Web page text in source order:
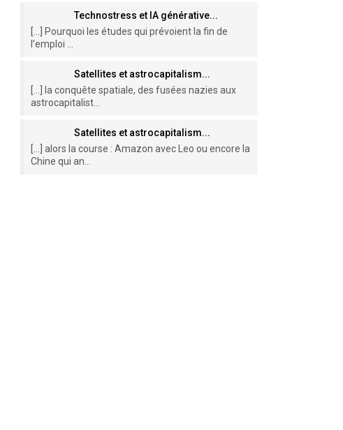
Technostress et IA générative...
[…] Pourquoi les études qui prévoient la fin de
l’emploi ...
Satellites et astrocapitalism...
[…] la conquête spatiale, des fusées nazies aux
astrocapitalist...
Satellites et astrocapitalism...
[…] alors la course : Amazon avec Leo ou encore la
Chine qui an...